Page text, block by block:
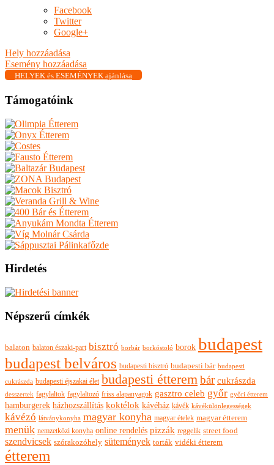
Facebook
Twitter
Google+
Hely hozzáadása
Esemény hozzáadása
HELYEK és ESEMÉNYEK ajánlása
Támogatóink
Hirdetés
Népszerű címkék
balaton balaton északi-part bisztró borbár borkóstoló borok budapest
budapest belváros budapesti bisztró budapesti bár budapesti
cukrászda budapesti éjszakai élet budapesti étterembár cukrászda
desszertek fagylaltok fagylaltozó friss alapanyagok gasztro celeb győr győri étterem
hamburgerek házhozszállítás koktélok kávéház kávék kávékülönlegességek
kávézó látványkonyha magyar konyha magyar ételek magyar étterem
menük nemzetközi konyha online rendelés pizzák reggelik street food
szendvicsek szórakozóhely sütemények torták vidéki étterem
étterem